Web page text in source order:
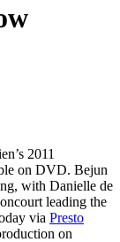
2011
on DVD. Bejun
with Danielle de
leading the
via Presto
on